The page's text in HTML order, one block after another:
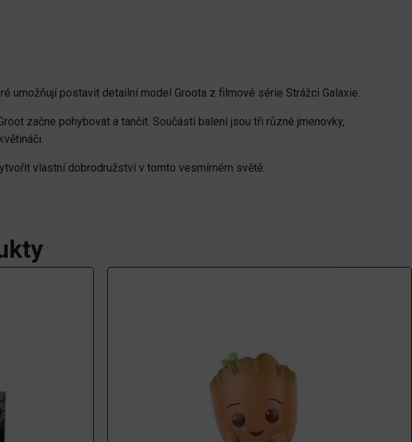
umožňují postavit detailní model Groota z filmové série Strážci Galaxie.
začne pohybovat a tančit. Součástí balení jsou tři různé jmenovky,
vlastní dobrodružství v tomto vesmírném světě.